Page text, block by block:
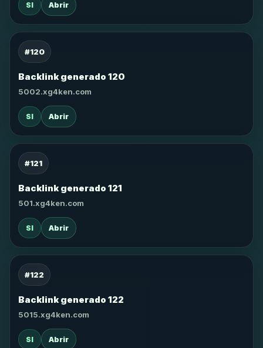
SI Abrir
#120
Backlink generado 120
5002.xg4ken.com
SI Abrir
#121
Backlink generado 121
501.xg4ken.com
SI Abrir
#122
Backlink generado 122
5015.xg4ken.com
SI Abrir